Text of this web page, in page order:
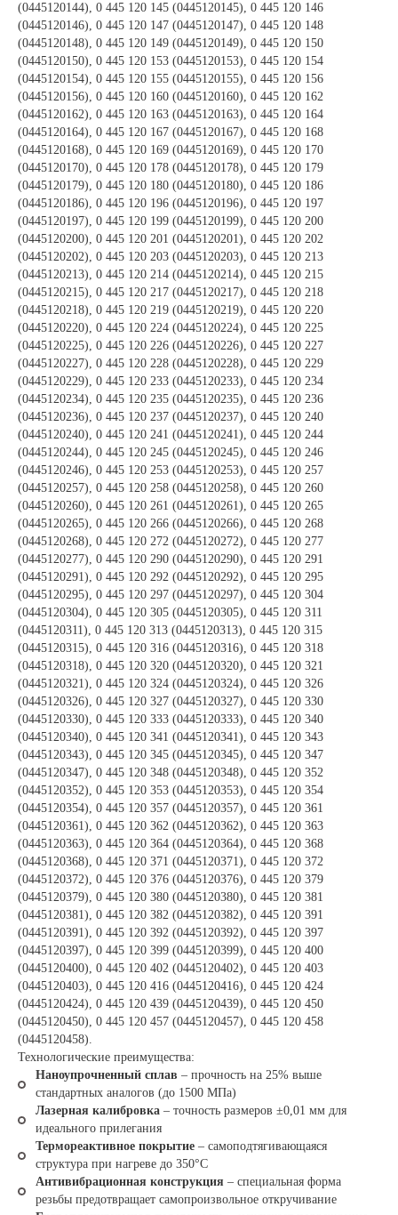
(0445120144), 0 445 120 145 (0445120145), 0 445 120 146
(0445120146), 0 445 120 147 (0445120147), 0 445 120 148
(0445120148), 0 445 120 149 (0445120149), 0 445 120 150
(0445120150), 0 445 120 153 (0445120153), 0 445 120 154
(0445120154), 0 445 120 155 (0445120155), 0 445 120 156
(0445120156), 0 445 120 160 (0445120160), 0 445 120 162
(0445120162), 0 445 120 163 (0445120163), 0 445 120 164
(0445120164), 0 445 120 167 (0445120167), 0 445 120 168
(0445120168), 0 445 120 169 (0445120169), 0 445 120 170
(0445120170), 0 445 120 178 (0445120178), 0 445 120 179
(0445120179), 0 445 120 180 (0445120180), 0 445 120 186
(0445120186), 0 445 120 196 (0445120196), 0 445 120 197
(0445120197), 0 445 120 199 (0445120199), 0 445 120 200
(0445120200), 0 445 120 201 (0445120201), 0 445 120 202
(0445120202), 0 445 120 203 (0445120203), 0 445 120 213
(0445120213), 0 445 120 214 (0445120214), 0 445 120 215
(0445120215), 0 445 120 217 (0445120217), 0 445 120 218
(0445120218), 0 445 120 219 (0445120219), 0 445 120 220
(0445120220), 0 445 120 224 (0445120224), 0 445 120 225
(0445120225), 0 445 120 226 (0445120226), 0 445 120 227
(0445120227), 0 445 120 228 (0445120228), 0 445 120 229
(0445120229), 0 445 120 233 (0445120233), 0 445 120 234
(0445120234), 0 445 120 235 (0445120235), 0 445 120 236
(0445120236), 0 445 120 237 (0445120237), 0 445 120 240
(0445120240), 0 445 120 241 (0445120241), 0 445 120 244
(0445120244), 0 445 120 245 (0445120245), 0 445 120 246
(0445120246), 0 445 120 253 (0445120253), 0 445 120 257
(0445120257), 0 445 120 258 (0445120258), 0 445 120 260
(0445120260), 0 445 120 261 (0445120261), 0 445 120 265
(0445120265), 0 445 120 266 (0445120266), 0 445 120 268
(0445120268), 0 445 120 272 (0445120272), 0 445 120 277
(0445120277), 0 445 120 290 (0445120290), 0 445 120 291
(0445120291), 0 445 120 292 (0445120292), 0 445 120 295
(0445120295), 0 445 120 297 (0445120297), 0 445 120 304
(0445120304), 0 445 120 305 (0445120305), 0 445 120 311
(0445120311), 0 445 120 313 (0445120313), 0 445 120 315
(0445120315), 0 445 120 316 (0445120316), 0 445 120 318
(0445120318), 0 445 120 320 (0445120320), 0 445 120 321
(0445120321), 0 445 120 324 (0445120324), 0 445 120 326
(0445120326), 0 445 120 327 (0445120327), 0 445 120 330
(0445120330), 0 445 120 333 (0445120333), 0 445 120 340
(0445120340), 0 445 120 341 (0445120341), 0 445 120 343
(0445120343), 0 445 120 345 (0445120345), 0 445 120 347
(0445120347), 0 445 120 348 (0445120348), 0 445 120 352
(0445120352), 0 445 120 353 (0445120353), 0 445 120 354
(0445120354), 0 445 120 357 (0445120357), 0 445 120 361
(0445120361), 0 445 120 362 (0445120362), 0 445 120 363
(0445120363), 0 445 120 364 (0445120364), 0 445 120 368
(0445120368), 0 445 120 371 (0445120371), 0 445 120 372
(0445120372), 0 445 120 376 (0445120376), 0 445 120 379
(0445120379), 0 445 120 380 (0445120380), 0 445 120 381
(0445120381), 0 445 120 382 (0445120382), 0 445 120 391
(0445120391), 0 445 120 392 (0445120392), 0 445 120 397
(0445120397), 0 445 120 399 (0445120399), 0 445 120 400
(0445120400), 0 445 120 402 (0445120402), 0 445 120 403
(0445120403), 0 445 120 416 (0445120416), 0 445 120 424
(0445120424), 0 445 120 439 (0445120439), 0 445 120 450
(0445120450), 0 445 120 457 (0445120457), 0 445 120 458
(0445120458).
Технологические преимущества:
Наноупрочненный сплав – прочность на 25% выше
стандартных аналогов (до 1500 МПа)
Лазерная калибровка – точность размеров ±0,01 мм для
идеального прилегания
Термореактивное покрытие – самоподтягивающаяся
структура при нагреве до 350°C
Антивибрационная конструкция – специальная форма
резьбы предотвращает самопроизвольное откручивание